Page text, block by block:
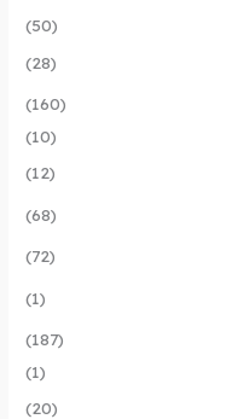
(50)
(28)
(160)
(10)
(12)
(68)
(72)
(1)
(187)
(1)
(20)